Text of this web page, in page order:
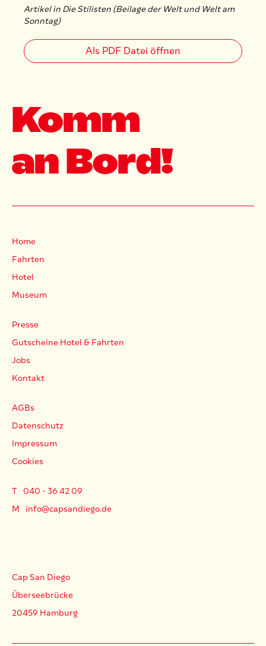
Artikel in Die Stilisten (Beilage der Welt und Welt am
Sonntag)
Als PDF Datei öffnen
Komm
an Bord!
Home
Fahrten
Hotel
Museum
Presse
Gutscheine Hotel & Fahrten
Jobs
Kontakt
AGBs
Datenschutz
Impressum
Cookies
T 040 - 36 42 09
M
info@capsandiego.de
Cap San Diego
Überseebrücke
20459 Hamburg